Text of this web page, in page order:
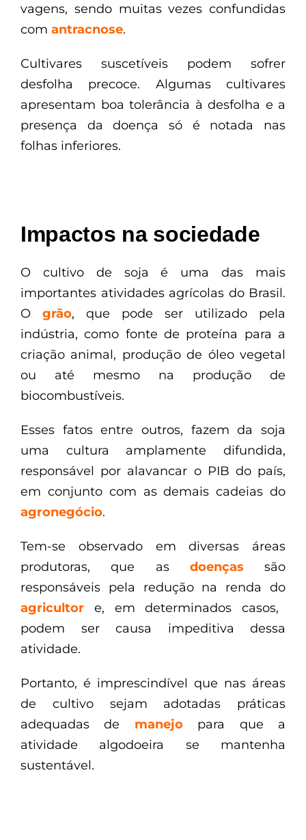
vagens, sendo muitas vezes confundidas
com antracnose.
Cultivares suscetíveis podem sofrer
desfolha precoce. Algumas cultivares
apresentam boa tolerância à desfolha e a
presença da doença só é notada nas
folhas inferiores.
Impactos na sociedade
O cultivo de soja é uma das mais
importantes atividades agrícolas do Brasil.
O grão, que pode ser utilizado pela
indústria, como fonte de proteína para a
criação animal, produção de óleo vegetal
ou até mesmo na produção de
biocombustíveis.
Esses fatos entre outros, fazem da soja
uma cultura amplamente difundida,
responsável por alavancar o PIB do país,
em conjunto com as demais cadeias do
agronegócio.
Tem-se observado em diversas áreas
produtoras, que as doenças são
responsáveis pela redução na renda do
agricultor e, em determinados casos,
podem ser causa impeditiva dessa
atividade.
Portanto, é imprescindível que nas áreas
de cultivo sejam adotadas práticas
adequadas de manejopara que a
atividade algodoeira se mantenha
sustentável.